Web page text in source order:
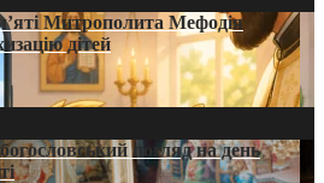
Митрополита Мефодія
дітей
погляд на день